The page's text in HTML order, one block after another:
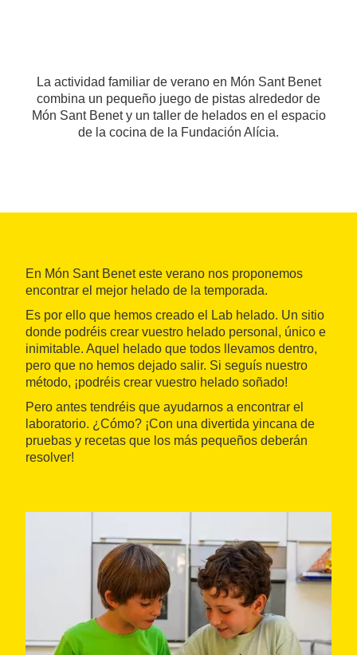
La actividad familiar de verano en Món Sant Benet
combina un pequeño juego de pistas alrededor de
Món Sant Benet y un taller de helados en el espacio
de la cocina de la Fundación Alícia.
En Món Sant Benet este verano nos proponemos
encontrar el mejor helado de la temporada.
Es por ello que hemos creado el Lab helado. Un sitio
donde podréis crear vuestro helado personal, único e
inimitable. Aquel helado que todos llevamos dentro,
pero que no hemos dejado salir. Si seguís nuestro
método, ¡podréis crear vuestro helado soñado!
Pero antes tendréis que ayudarnos a encontrar el
laboratorio. ¿Cómo? ¡Con una divertida yincana de
pruebas y recetas que los más pequeños deberán
resolver!